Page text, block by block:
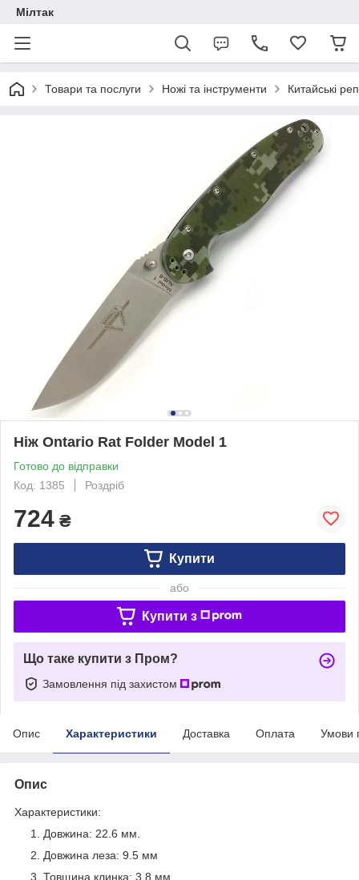
Мілтак
Товари та послуги Ножі та інструменти Китайські
Ніж Ontario Rat Folder Model 1
Готово до відправки
Код: 1385
Роздріб
724 ₴
Купити
або
Купити з
Що таке купити з Пром?
Замовлення під захистом
Опис Характеристики Доставка Оплата Умови
Опис
Характеристики:
Довжина: 22.6 мм.
Довжина леза: 9.5 мм
Товщина клинка: 3.8 мм